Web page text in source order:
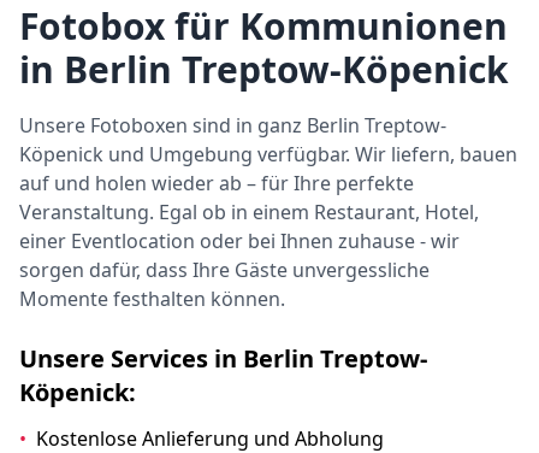
Fotobox für Kommunionen
in Berlin Treptow-Köpenick
Unsere Fotoboxen sind in ganz Berlin Treptow-
Köpenick und Umgebung verfügbar. Wir liefern, bauen
auf und holen wieder ab – für Ihre perfekte
Veranstaltung. Egal ob in einem Restaurant, Hotel,
einer Eventlocation oder bei Ihnen zuhause - wir
sorgen dafür, dass Ihre Gäste unvergessliche
Momente festhalten können.
Unsere Services in Berlin Treptow-
Köpenick:
• Kostenlose Anlieferung und Abholung